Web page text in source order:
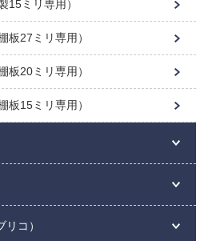
15ミリ専用）
板27ミリ専用）
板20ミリ専用）
板15ミリ専用）
コ）